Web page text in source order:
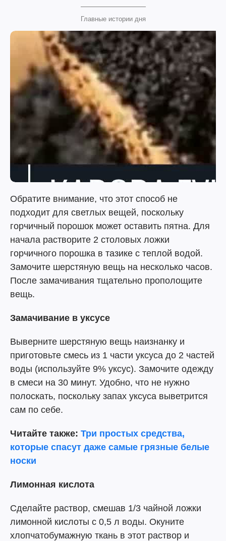
Главные истории дня
Обратите внимание, что этот способ не
подходит для светлых вещей, поскольку
горчичный порошок может оставить пятна. Для
начала растворите 2 столовых ложки
горчичного порошка в тазике с теплой водой.
Замочите шерстяную вещь на несколько часов.
После замачивания тщательно прополощите
вещь.
Замачивание в уксусе
Выверните шерстяную вещь наизнанку и
приготовьте смесь из 1 части уксуса до 2 частей
воды (используйте 9% уксус). Замочите одежду
в смеси на 30 минут. Удобно, что не нужно
полоскать, поскольку запах уксуса выветрится
сам по себе.
Читайте также: Три простых средства,
которые спасут даже самые грязные белые
носки
Лимонная кислота
Сделайте раствор, смешав 1/3 чайной ложки
лимонной кислоты с 0,5 л воды. Окуните
хлопчатобумажную ткань в этот раствор и